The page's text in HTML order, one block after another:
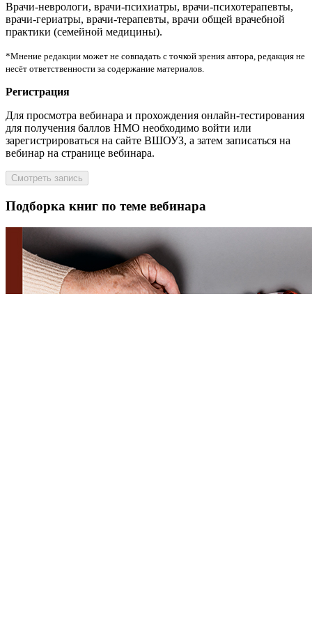
Врачи-неврологи, врачи-психиатры, врачи-психотерапевты,
врачи-гериатры, врачи-терапевты, врачи общей врачебной
практики (семейной медицины).
*Мнение редакции может не совпадать с точкой зрения автора, редакция не
несёт ответственности за содержание материалов.
Регистрация
Для просмотра вебинара и прохождения онлайн-тестирования
для получения баллов НМО необходимо войти или
зарегистрироваться на сайте ВШОУЗ, а затем записаться на
вебинар на странице вебинара.
Смотреть запись
Подборка книг по теме вебинара